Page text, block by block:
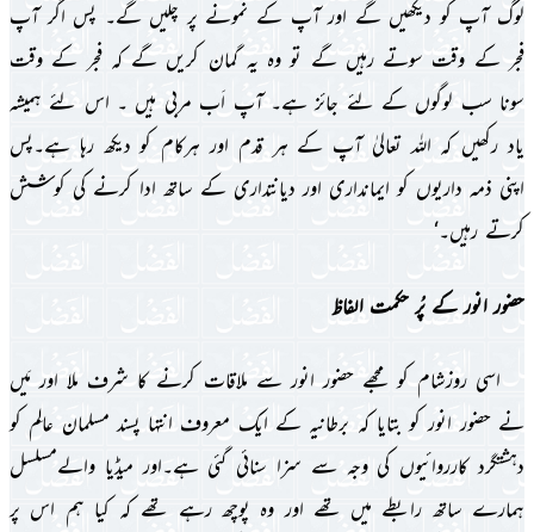
لوگ آپ کو دىکھىں گے اور آپ کے نمونے پر چلىں گے۔ پس اگر آپ
فجر کے وقت سوتے رہىں گے تو وہ ىہ گمان کرىں گے کہ فجر کے وقت
سونا سب لوگوں کے لئے جائز ہے۔ آپ اَب مربى ہىں ۔ اس لئے ہمىشہ
ىاد رکھىں کہ اللہ تعالىٰ آپ کے ہر قدم اور ہرکام کو دىکھ رہا ہے۔پس
اپنى ذمہ دارىوں کو اىماندارى اور دىانتدارى کے ساتھ ادا کرنے کى کوشش
کرتے رہىں۔‘
حضور انور کے پُر حکمت الفاظ
اسى روزشام کو مجھے حضور انور سے ملاقات کرنے کا شرف ملا اور مَىں
نے حضور انور کو بتاىا کہ برطانىہ کے اىک معروف انتہا پسند مسلمان عالِم کو
دہشتگرد کارروائىوں کى وجہ سے سزا سنائى گئى ہے۔اور مىڈىا والےمسلسل
ہمارے ساتھ رابطے مىں تھے اور وہ پوچھ رہے تھے کہ کىا ہم اس پر